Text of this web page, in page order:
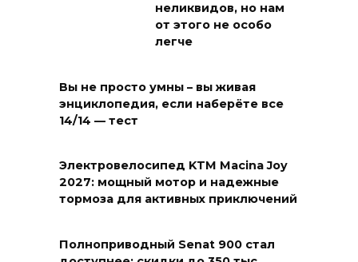
неликвидов, но нам
от этого не особо
легче
Вы не просто умны – вы живая
энциклопедия, если наберёте все
14/14 — тест
Электровелосипед KTM Macina Joy
2027: мощный мотор и надежные
тормоза для активных приключений
Полноприводный Senat 900 стал